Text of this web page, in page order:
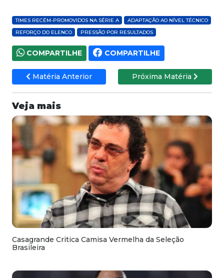
TIMES RECÉM-PROMOVIDOS NA SÉRIE A
ADAPTAÇÃO AO NÍVEL TÉCNICO
REFORÇO DO ELENCO
PRESSÃO POR RESULTADOS
COMPARTILHE COMPARTILHE
Matéria Anterior Próxima Matéria
Veja mais
Casagrande Critica Camisa Vermelha da Seleção
Brasileira